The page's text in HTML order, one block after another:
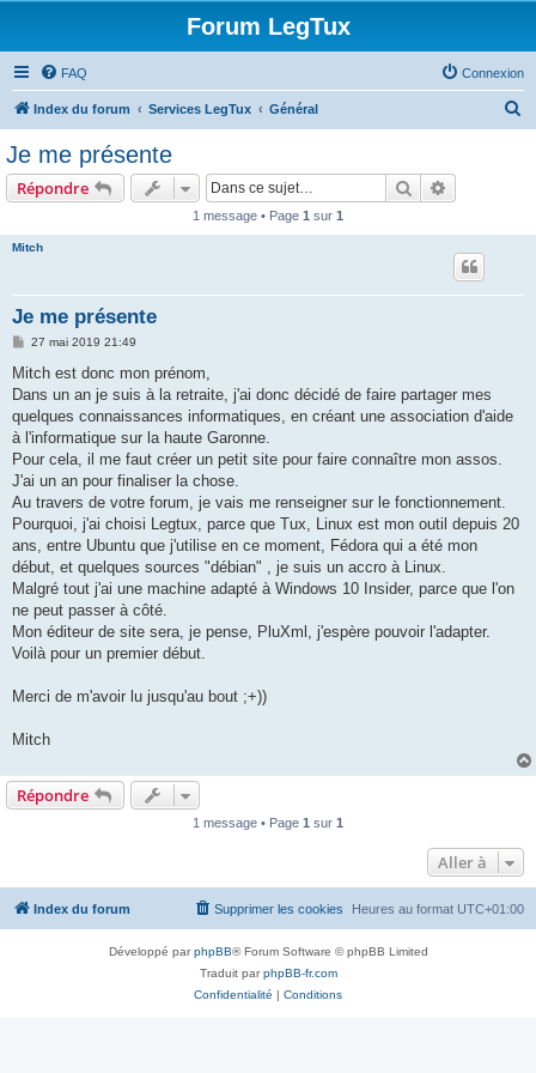
Forum LegTux
FAQ Connexion
Index du forum Services LegTux Général
Je me présente
Répondre Rechercher
1 message • Page 1 sur 1
Mitch
Je me présente
M
s
a
g
27 mai 2019 21:49
Mitch est donc mon prénom,
Dans un an je suis à la retraite, j'ai donc décidé de faire partager mes
quelques connaissances informatiques, en créant une association d'aide
à l'informatique sur la haute Garonne.
Pour cela, il me faut créer un petit site pour faire connaître mon assos.
J'ai un an pour finaliser la chose.
Au travers de votre forum, je vais me renseigner sur le fonctionnement.
Pourquoi, j'ai choisi Legtux, parce que Tux, Linux est mon outil depuis 20
ans, entre Ubuntu que j'utilise en ce moment, Fédora qui a été mon
début, et quelques sources "débian" , je suis un accro à Linux.
Malgré tout j'ai une machine adapté à Windows 10 Insider, parce que l'on
ne peut passer à côté.
Mon éditeur de site sera, je pense, PluXml, j'espère pouvoir l'adapter.
Voilà pour un premier début.
Merci de m'avoir lu jusqu'au bout ;+))
Mitch
Répondre
1 message • Page 1 sur 1
Aller à
Index du forum Heures au format UTC+01:00
Supprimer les cookies
Développé parphpBB® Forum Software © phpBB Limited
Traduit parphpBB-fr.com
Confidentialité | Conditions